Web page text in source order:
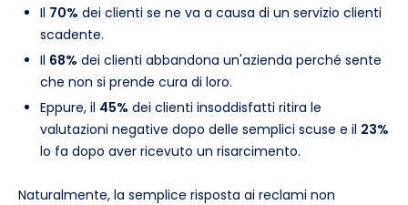
Il 70% dei clienti se ne va a causa di un servizio clienti
scadente.
Il 68% dei clienti abbandona un'azienda perché sente
che non si prende cura di loro.
Eppure, il 45% dei clienti insoddisfatti ritira le
valutazioni negative dopo delle semplici scuse e il 23%
lo fa dopo aver ricevuto un risarcimento.
Naturalmente, la semplice risposta ai reclami non